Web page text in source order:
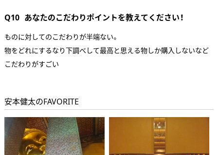
Q10 あなたのこだわりポイントを教えてください！
ものに対してのこだわりが半端ない。
物をどれにするなり下調べして最高と思える物しか購入しないなど
こだわりがすごい
安本健太のFAVORITE